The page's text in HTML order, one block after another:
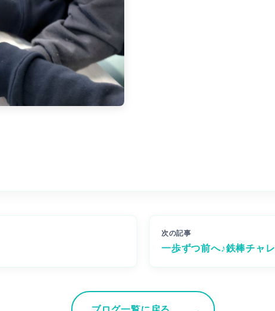
次の記事
一歩ずつ前へ♪鉄棒チャ